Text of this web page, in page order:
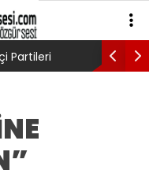
teklifi Adalet